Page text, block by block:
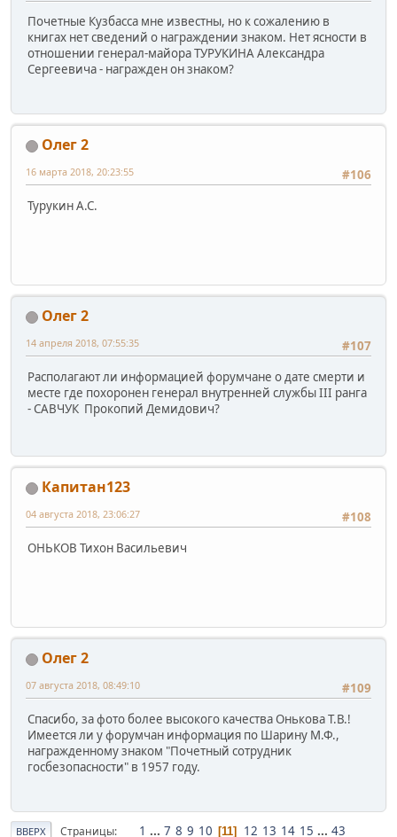
Почетные Кузбасса мне известны, но к сожалению в
книгах нет сведений о награждении знаком. Нет ясности в
отношении генерал-майора ТУРУКИНА Александра
Сергеевича - награжден он знаком?
Олег 2
#106
16 марта 2018, 20:23:55
Турукин А.С.
Олег 2
#107
14 апреля 2018, 07:55:35
Располагают ли информацией форумчане о дате смерти и
месте где похоронен генерал внутренней службы III ранга
- САВЧУК Прокопий Демидович?
Капитан123
#108
04 августа 2018, 23:06:27
ОНЬКОВ Тихон Васильевич
Олег 2
#109
07 августа 2018, 08:49:10
Спасибо, за фото более высокого качества Онькова Т.В.!
Имеется ли у форумчан информация по Шарину М.Ф.,
награжденному знаком "Почетный сотрудник
госбезопасности" в 1957 году.
ВВЕРХ Страницы 1 ... 7 8 9 10 11 12 13 14 15 ... 43